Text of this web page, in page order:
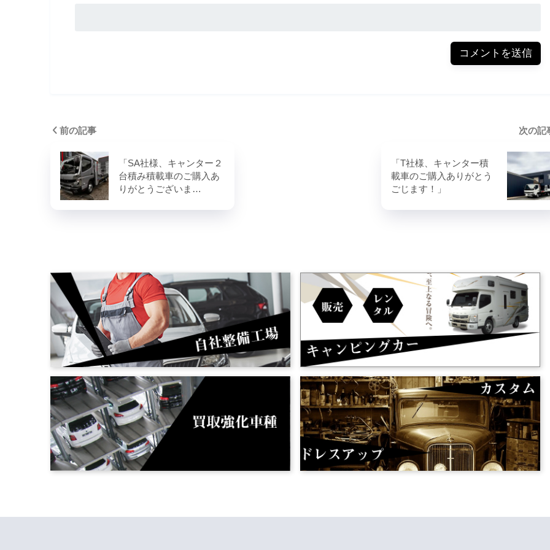
前の記事
「SA社様、キャンター２
台積み積載車のご購入あ
りがとうございま…
次の
「T社様、キャンター積
載車のご購入ありがとう
ごじます！」